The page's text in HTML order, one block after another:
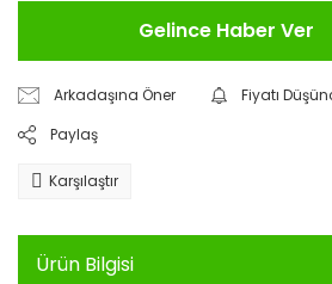
Gelince Haber Ver
Arkadaşına Öner
Fiyatı
Paylaş
Karşılaştır
Ürün Bilgisi